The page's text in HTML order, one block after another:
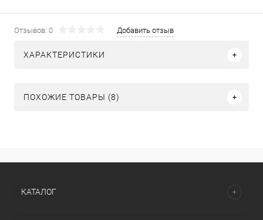
Отзывов: 0 Добавить отзыв
ХАРАКТЕРИСТИКИ
ПОХОЖИЕ ТОВАРЫ (8)
КАТАЛОГ